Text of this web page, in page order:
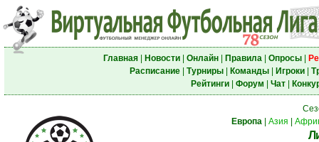
Главная| Новости| Онлайн| Правила| Опросы|
Расписание| Турниры| Команды| Игроки|
Рейтинги| Форум Чат|
Европа
Азия